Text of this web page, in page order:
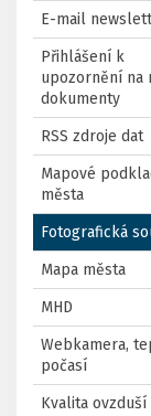
E-mail
Přihlášení k
upozornění na
dokumenty
RSS zdroje dat
Mapové
města
Fotografická
Mapa města
MHD
Webkamera,
počasí
Kvalita ovzduší